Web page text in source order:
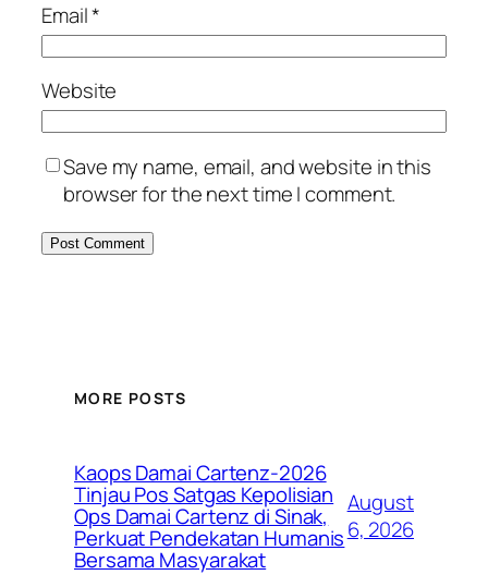
Email*
Website
Save my name, email, and website in this
browser for the next time I comment.
MORE POSTS
Kaops Damai Cartenz-2026
Tinjau Pos Satgas Kepolisian
Ops Damai Cartenz di Sinak,
Perkuat Pendekatan Humanis
Bersama Masyarakat
August
6, 2026